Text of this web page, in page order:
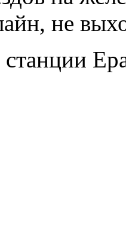
не
станции